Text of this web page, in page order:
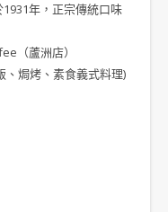
1931年，正宗傳統口味
（蘆洲店）
、焗烤、素食義式料理)